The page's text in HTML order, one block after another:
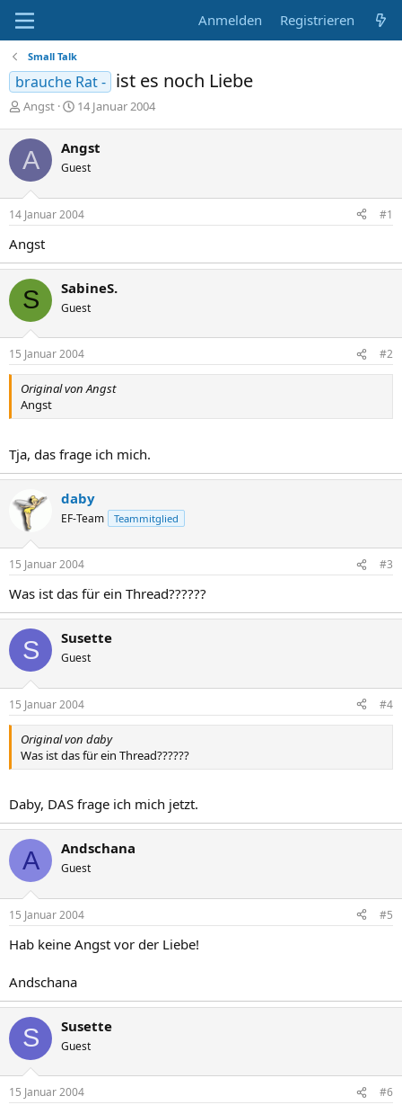
Anmelden Registrieren
Small Talk
brauche Rat - ist es noch Liebe
E
s
e
l
l
e
Angst
E
t
e
l
t
14 Januar 2004
A Angst
Guest
14 Januar 2004 #1
Angst
S SabineS.
Guest
15 Januar 2004 #2
Original von Angst
Angst
Tja, das frage ich mich.
daby
EF-Team Teammitglied
15 Januar 2004 #3
Was ist das für ein Thread??????
S Susette
Guest
15 Januar 2004 #4
Original von daby
Was ist das für ein Thread??????
Daby, DAS frage ich mich jetzt.
A Andschana
Guest
15 Januar 2004 #5
Hab keine Angst vor der Liebe!
Andschana
S Susette
Guest
15 Januar 2004 #6